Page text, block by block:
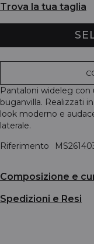
Trova la tua taglia
Pantaloni wideleg
buganvilla. Realizzati
look moderno e
laterale.
Riferimento
Composizione e
Spedizioni e Resi